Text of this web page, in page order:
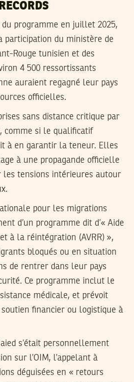
programme en juillet 2025,
participation du ministère de
Rouge tunisien et des
4 500 ressortissants
auraient regagné leur pays
officielles.
sans distance critique par
comme si le qualificatif
à en garantir la teneur. Elles
à une propagande officielle
les tensions intérieures autour
pour les migrations
d’un programme dit d’« Aide
à la réintégration (AVRR) »,
bloqués ou en situation
de rentrer dans leur pays
Ce programme inclut le
médicale, et prévoit
financier ou logistique à
s’était personnellement
sur l’OIM, l’appelant à
déguisées en « retours